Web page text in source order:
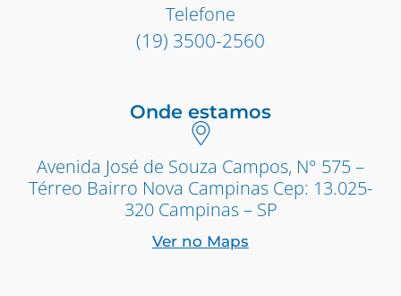
Telefone
(19) 3500-2560
Onde estamos
Avenida José de Souza Campos, N° 575 –
Térreo Bairro Nova Campinas Cep: 13.025-
320 Campinas – SP
Ver no Maps